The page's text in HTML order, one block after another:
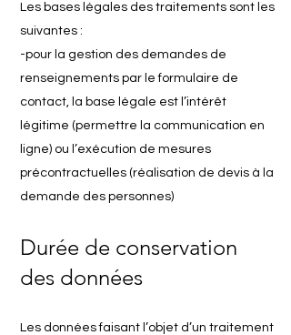
Les bases légales des traitements sont les
suivantes :
-pour la gestion des demandes de
renseignements par le formulaire de
contact, la base légale est l’intérêt
légitime (permettre la communication en
ligne) ou l’exécution de mesures
précontractuelles (réalisation de devis à la
demande des personnes)
Durée de conservation
des données
Les données faisant l’objet d’un traitement